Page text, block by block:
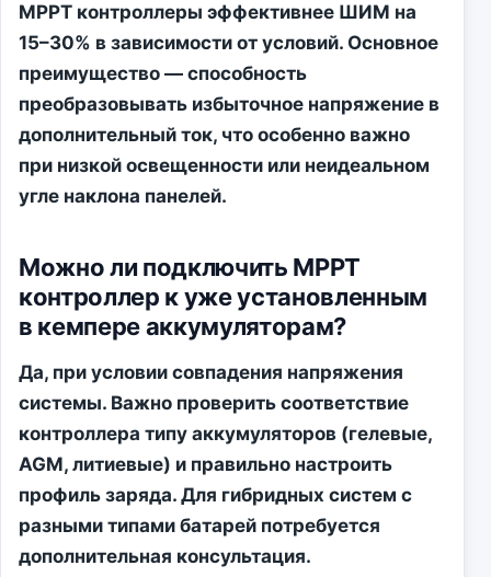
MPPT контроллеры эффективнее ШИМ на
15–30% в зависимости от условий. Основное
преимущество — способность
преобразовывать избыточное напряжение в
дополнительный ток, что особенно важно
при низкой освещенности или неидеальном
угле наклона панелей.
Можно ли подключить MPPT
контроллер к уже установленным
в кемпере аккумуляторам?
Да, при условии совпадения напряжения
системы. Важно проверить соответствие
контроллера типу аккумуляторов (гелевые,
AGM, литиевые) и правильно настроить
профиль заряда. Для гибридных систем с
разными типами батарей потребуется
дополнительная консультация.